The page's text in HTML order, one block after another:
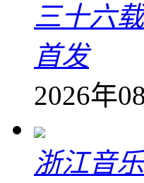
三十六
首发
2026年
浙江音